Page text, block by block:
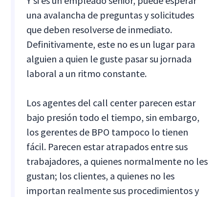
una avalancha de preguntas y solicitudes
que deben resolverse de inmediato.
Definitivamente, este no es un lugar para
alguien a quien le guste pasar su jornada
laboral a un ritmo constante.
Los agentes del call center parecen estar
bajo presión todo el tiempo, sin embargo,
los gerentes de BPO tampoco lo tienen
fácil. Parecen estar atrapados entre sus
trabajadores, a quienes normalmente no les
gustan; los clientes, a quienes no les
importan realmente sus procedimientos y